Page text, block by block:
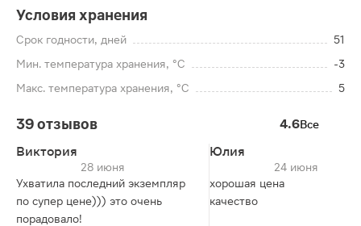
Условия хранения
Срок годности, дней
51
Мин. температура хранения, °C
-3
Макс. температура хранения, °C
5
39 отзывов 4.6Все
Виктория
28 июня
Ухватила последний экземпляр
по супер цене))) это очень
порадовало!
Юлия
24 июня
хорошая цена
качество